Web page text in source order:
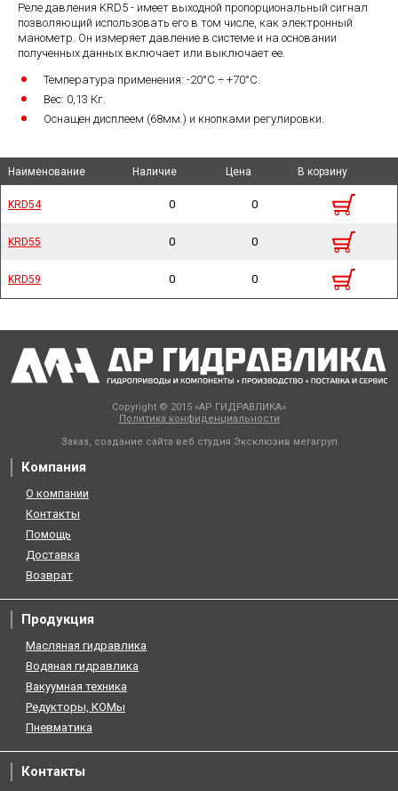
Реле давления KRD5 - имеет выходной пропорциональный сигнал
позволяющий использовать его в том числе, как электронный
манометр. Он измеряет давление в системе и на основании
полученных данных включает или выключает ее.
Температура применения: -20°C ÷ +70°C.
Вес: 0,13 Кг.
Оснащен дисплеем (68мм.) и кнопками регулировки.
Наименование Наличие Цена В корзину
KRD54 0 0
KRD55 0 0
KRD59 0 0
Наименование
KRD54
KRD55
KRD59
Наименование
Наименование Наличие Цена В корзину
Copyright © 2015 «АР ГИДРАВЛИКА»
Политика конфиденциальности
Заказ, создание сайта веб студия Эксклюзив мегагруп
Компания
О компании
Контакты
Помощь
Доставка
Возврат
Продукция
Масляная гидравлика
Водяная гидравлика
Вакуумная техника
Редукторы, КОМы
Пневматика
Контакты